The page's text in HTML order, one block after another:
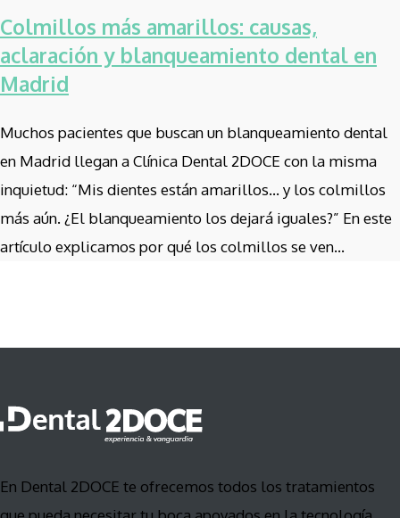
Colmillos más amarillos: causas,
aclaración y blanqueamiento dental en
Madrid
Muchos pacientes que buscan un blanqueamiento dental
en Madrid llegan a Clínica Dental 2DOCE con la misma
inquietud: “Mis dientes están amarillos… y los colmillos
más aún. ¿El blanqueamiento los dejará iguales?” En este
artículo explicamos por qué los colmillos se ven...
En Dental 2DOCE te ofrecemos todos los tratamientos